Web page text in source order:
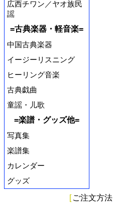
広西チワン／ヤオ族民
謡
=古典楽器・軽音楽=
中国古典楽器
イージーリスニング
ヒーリング音楽
古典戯曲
童謡・儿歌
=楽譜・グッズ他=
写真集
楽譜集
カレンダー
グッズ
[ ご注文方法